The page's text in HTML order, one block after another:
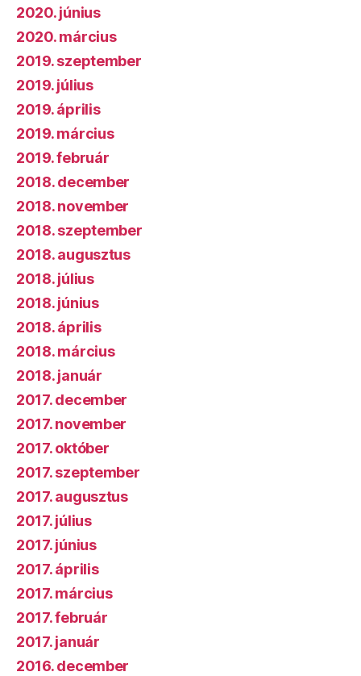
2020. június
2020. március
2019. szeptember
2019. július
2019. április
2019. március
2019. február
2018. december
2018. november
2018. szeptember
2018. augusztus
2018. július
2018. június
2018. április
2018. március
2018. január
2017. december
2017. november
2017. október
2017. szeptember
2017. augusztus
2017. július
2017. június
2017. április
2017. március
2017. február
2017. január
2016. december